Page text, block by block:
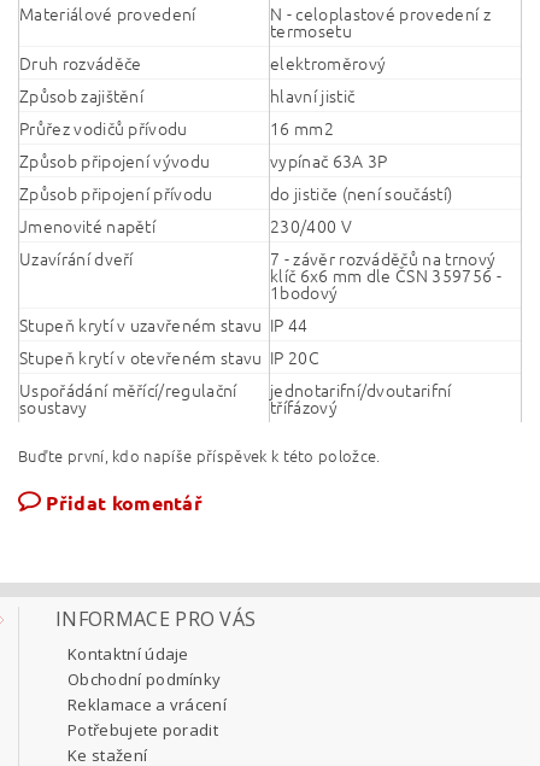
Materiálové provedení
N - celoplastové provedení z
termosetu
Druh rozváděče
elektroměrový
Způsob zajištění
hlavní jistič
Průřez vodičů přívodu
16 mm2
Způsob připojení vývodu
vypínač 63A 3P
Způsob připojení přívodu
do jističe (není součástí)
Jmenovité napětí
230/400 V
Uzavírání dveří
7 - závěr rozváděčů na trnový
klíč 6x6 mm dle ČSN 359756 -
1bodový
Stupeň krytí v uzavřeném stavu IP 44
Stupeň krytí v otevřeném stavu IP 20C
Uspořádání měřící/regulační
soustavy
jednotarifní/dvoutarifní
třífázový
Buďte první, kdo napíše příspěvek k této položce.
Přidat komentář
INFORMACE PRO VÁS
Kontaktní údaje
Obchodní podmínky
Reklamace a vrácení
Potřebujete poradit
Ke stažení